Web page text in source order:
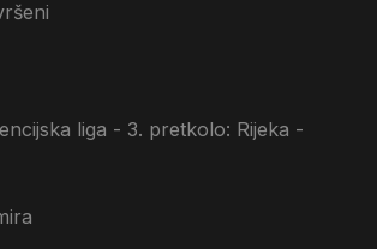
liga - 3. pretkolo: Rijeka -